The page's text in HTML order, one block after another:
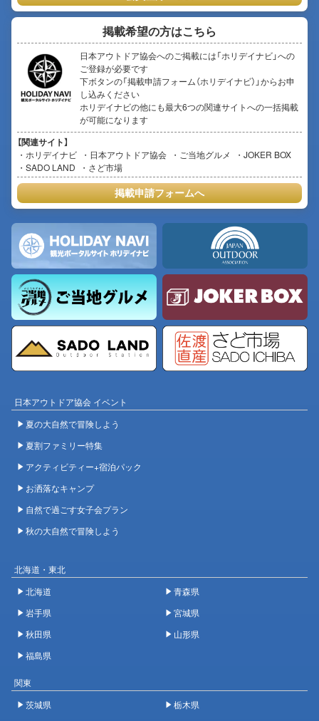
掲載希望の方はこちら
日本アウトドア協会へのご掲載には「ホリデイナビ」への
ご登録が必要です
下ボタンの「掲載申請フォーム（ホリデイナビ）」からお申
し込みください
ホリデイナビの他にも最大6つの関連サイトへの一括掲載
が可能になります
【関連サイト】
ホリデイナビ 日本アウトドア協会 ご当地グルメ
JOKER BOX
SADO LAND
さど市場
掲載申請フォームへ
日本アウトドア協会 イベント
夏の大自然で冒険しよう
夏割ファミリー特集
アクティビティー+宿泊パック
お洒落なキャンプ
自然で過ごす女子会プラン
秋の大自然で冒険しよう
北海道・東北
北海道
青森県
岩手県
宮城県
秋田県
山形県
福島県
関東
茨城県
栃木県